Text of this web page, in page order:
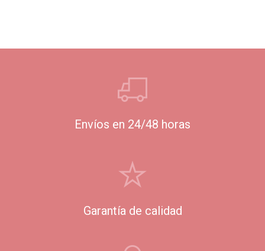
Envíos en 24/48 horas
Garantía de calidad